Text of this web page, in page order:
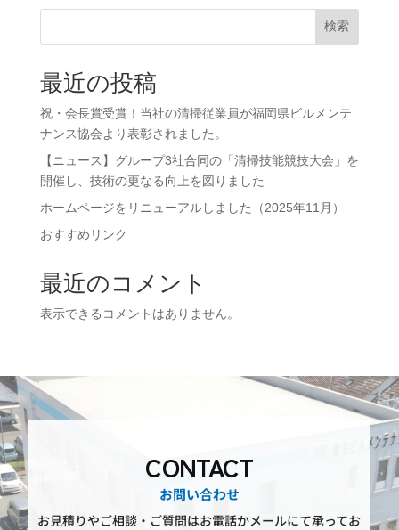
検索
最近の投稿
祝・会長賞受賞！当社の清掃従業員が福岡県ビルメンテ
ナンス協会より表彰されました。
【ニュース】グループ3社合同の「清掃技能競技大会」を
開催し、技術の更なる向上を図りました
ホームページをリニューアルしました（2025年11月）
おすすめリンク
最近のコメント
表示できるコメントはありません。
CONTACT
お問い合わせ
お見積りやご相談・ご質問はお電話かメールにて承ってお